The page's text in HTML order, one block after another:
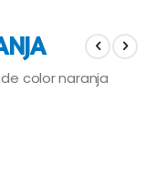
color naranja